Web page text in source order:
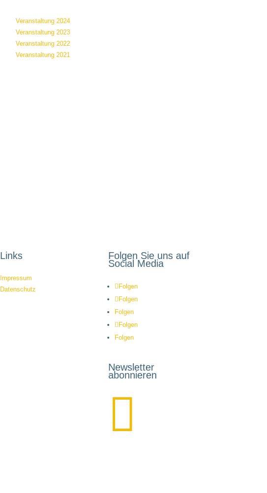
Veranstaltung 2024
Veranstaltung 2023
Veranstaltung 2022
Veranstaltung 2021
Links
Impressum
Datenschutz
Folgen Sie uns auf
Social Media
Folgen
Folgen
Folgen
Folgen
Folgen
Newsletter
abonnieren
